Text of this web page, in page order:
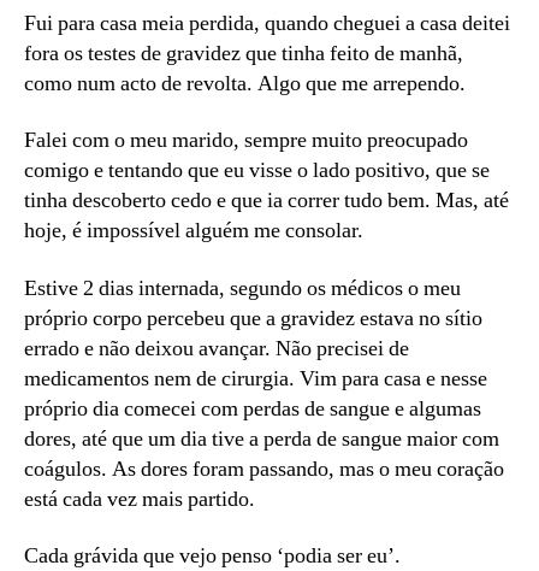
Fui para casa meia perdida, quando cheguei a casa deitei
fora os testes de gravidez que tinha feito de manhã,
como num acto de revolta. Algo que me arrependo.
Falei com o meu marido, sempre muito preocupado
comigo e tentando que eu visse o lado positivo, que se
tinha descoberto cedo e que ia correr tudo bem. Mas, até
hoje, é impossível alguém me consolar.
Estive 2 dias internada, segundo os médicos o meu
próprio corpo percebeu que a gravidez estava no sítio
errado e não deixou avançar. Não precisei de
medicamentos nem de cirurgia. Vim para casa e nesse
próprio dia comecei com perdas de sangue e algumas
dores, até que um dia tive a perda de sangue maior com
coágulos. As dores foram passando, mas o meu coração
está cada vez mais partido.
Cada grávida que vejo penso ‘podia ser eu’.